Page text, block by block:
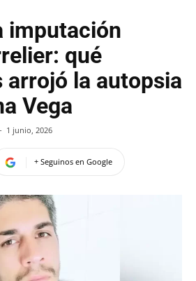
imputación
qué
arrojó la autopsia
Vega
- 1 junio, 2026
+ Seguinos en Google